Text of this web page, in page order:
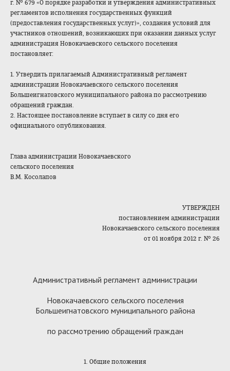
г. № 679 «О порядке разработки и утверждения административных
регламентов исполнения государственных функций
(предоставления государственных услуг)», создания условий для
участников отношений, возникающих при оказании данных услуг
администрация Новокачаевского сельского поселения
постановляет:
1. Утвердить прилагаемый Административный регламент
администрации Новокачаевского сельского поселения
Большеигнатовского муниципального района по рассмотрению
обращений граждан.
2. Настоящее постановление вступает в силу со дня его
официального опубликования.
Глава администрации Новокачаевского
сельского поселения
В.М. Косолапов
УТВЕРЖДЕН
постановлением администрации
Новокачаевского сельского поселения
от 01 ноября 2012 г. № 26
Административный регламент администрации
Новокачаевского сельского поселения
Большеигнатовского муниципального района
по рассмотрению обращений граждан
1. Общие положения